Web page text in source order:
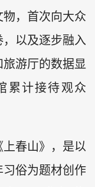
，首次向大众
以及逐步融入
游厅的数据显
累计接待观众
春山》，是以
俗为题材创作